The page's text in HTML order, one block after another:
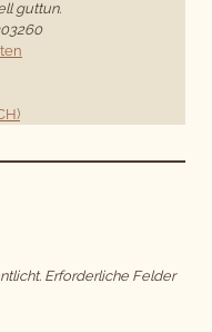
guttun.
Erforderliche Felder